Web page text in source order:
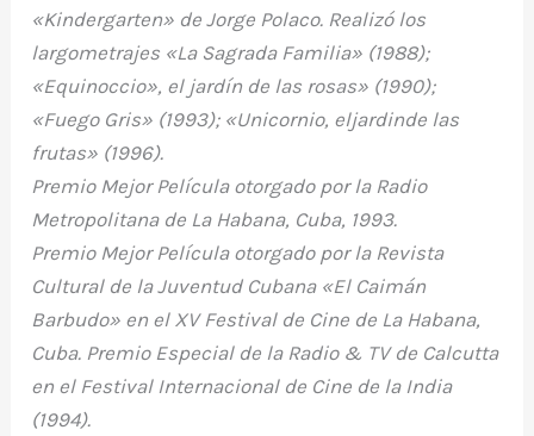
«Kindergarten» de Jorge Polaco. Realizó los
largometrajes «La Sagrada Familia» (1988);
«Equinoccio», el jardín de las rosas» (1990);
«Fuego Gris» (1993); «Unicornio, eljardinde las
frutas» (1996).
Premio Mejor Película otorgado por la Radio
Metropolitana de La Habana, Cuba, 1993.
Premio Mejor Película otorgado por la Revista
Cultural de la Juventud Cubana «El Caimán
Barbudo» en el XV Festival de Cine de La Habana,
Cuba. Premio Especial de la Radio & TV de Calcutta
en el Festival Internacional de Cine de la India
(1994).